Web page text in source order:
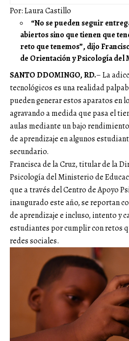
Por: Laura Castillo
“No se pueden seguir
abiertos sino que tienen que
reto que tenemos”, dijo
de Orientación y Psicología del
SANTO DDOMINGO, RD.– La
tecnológicos es una realidad
pueden generar estos aparatos en
agravando a medida que pasa el
aulas mediante un bajo
de aprendizaje en algunos
secundario.
Francisca de la Cruz, titular de la
Psicología del Ministerio de
que a través del Centro de Apoyo
inaugurado este año, se reportan
de aprendizaje e incluso, intento y
estudiantes por cumplir con retos
redes sociales.